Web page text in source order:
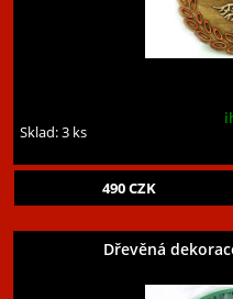
Sklad: 3 ks
490CZK
Dřevěná